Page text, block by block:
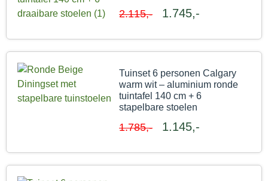
2.115,- 1.745,-
Tuinset 6 personen Calgary
warm wit – aluminium ronde
tuintafel 140 cm + 6
stapelbare stoelen
1.785,- 1.145,-